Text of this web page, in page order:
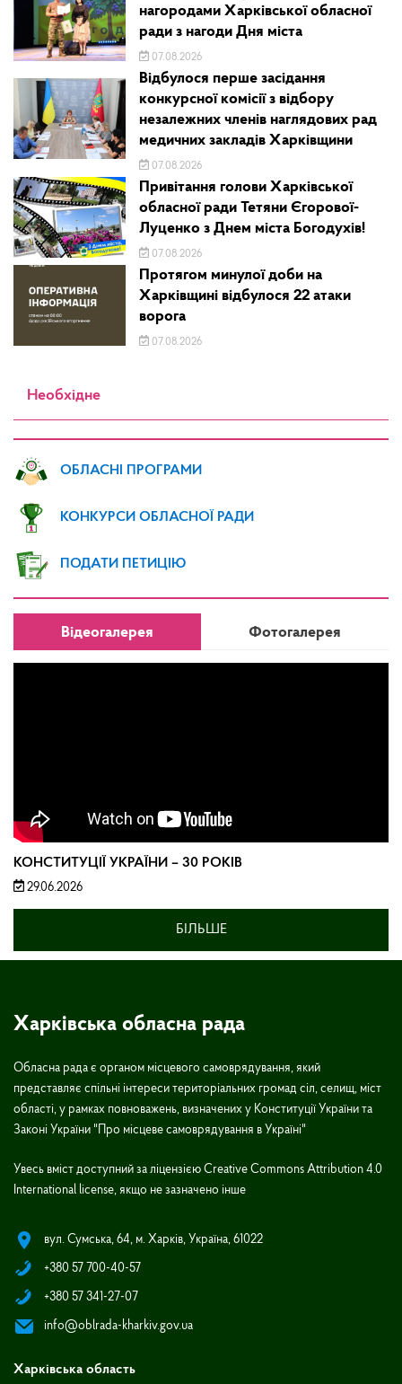
нагородами Харківської обласної
ради з нагоди Дня міста
07.08.2026
Відбулося перше засідання
конкурсної комісії з відбору
незалежних членів наглядових рад
медичних закладів Харківщини
07.08.2026
Привітання голови Харківської
обласної ради Тетяни Єгорової-
Луценко з Днем міста Богодухів!
07.08.2026
Протягом минулої доби на
Харківщині відбулося 22 атаки
ворога
07.08.2026
Необхідне
ОБЛАСНІ ПРОГРАМИ
КОНКУРСИ ОБЛАСНОЇ РАДИ
ПОДАТИ ПЕТИЦІЮ
Відеогалерея Фотогалерея
КОНСТИТУЦІЇ УКРАЇНИ – 30 РОКІВ
29.06.2026
БІЛЬШЕ
Харківська обласна рада
Обласна рада є органом місцевого самоврядування, який
представляє спільні інтереси територіальних громад сіл, селищ, міст
області, у рамках повноважень, визначених у Конституції України та
Законі України "Про місцеве самоврядування в Україні"
Увесь вміст доступний за ліцензією Creative Commons Attribution 4.0
International license, якщо не зазначено інше
вул. Сумська, 64, м. Харків, Україна, 61022
+380 57 700-40-57
+380 57 341-27-07
info@oblrada-kharkiv.gov.ua
Харківська область